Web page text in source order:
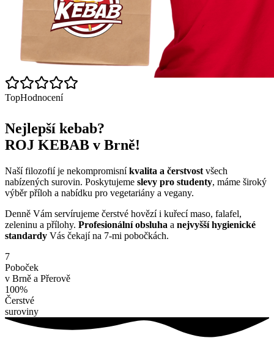
TopHodnocení
Nejlepší kebab?
ROJ KEBAB v Brně!
Naší filozofií je nekompromisníkvalita a čerstvost všech
nabízených surovin. Poskytujeme slevy pro studenty, máme široký
výběr příloh a nabídku pro vegetariány a vegany.
Denně Vám servírujeme čerstvé hovězí i kuřecí maso, falafel,
zeleninu a přílohy. Profesionální obsluha a nejvyšší hygienické
standardy Vás čekají na 7-mi pobočkách.
7
Poboček
v Brně a Přerově
100%
Čerstvé
suroviny